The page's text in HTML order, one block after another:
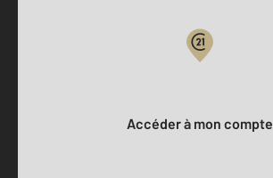
Accéder à mon compte